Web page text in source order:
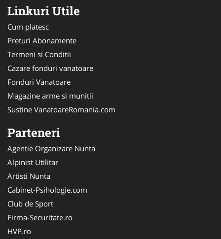
Linkuri Utile
Cum platesc
Preturi Abonamente
Termeni si Conditii
Cazare fonduri vanatoare
Fonduri Vanatoare
Magazine arme si munitii
Sustine VanatoareRomania.com
Parteneri
Agentie Organizare Nunta
Alpinist Utilitar
Artisti Nunta
Cabinet-Psihologie.com
Club de Sport
Firma-Securitate.ro
HVP.ro